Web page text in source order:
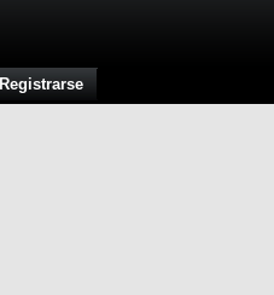
Registrarse